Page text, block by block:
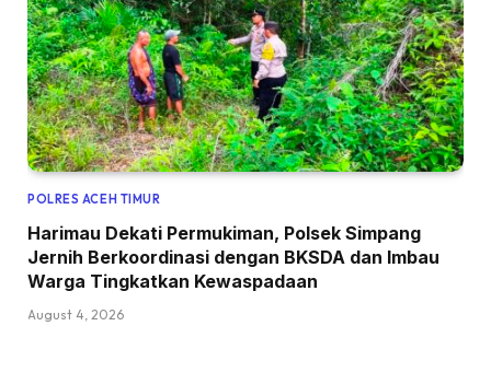
POLRES ACEH TIMUR
Harimau Dekati Permukiman, Polsek Simpang
Jernih Berkoordinasi dengan BKSDA dan Imbau
Warga Tingkatkan Kewaspadaan
August 4, 2026